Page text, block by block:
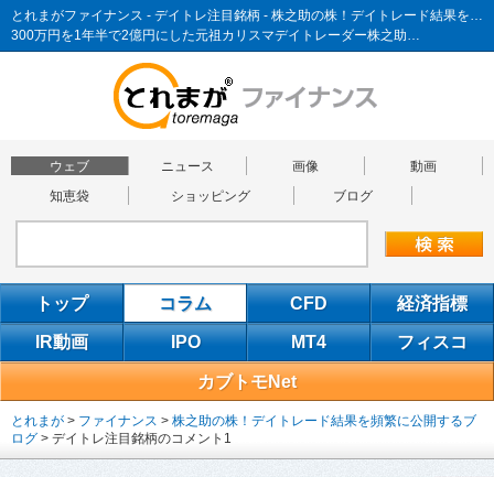
とれまがファイナンス - デイトレ注目銘柄 - 株之助の株！デイトレード結果を頻繁に公開するブログ
300万円を1年半で2億円にした元祖カリスマデイトレーダー株之助…
ウェブ ニュース 画像
動画
知恵袋
ショッピング ブログ
トップ コラム CFD 経済指標
IR動画 IPO MT4 フィスコ
カブトモNet
とれまが > ファイナンス > 株之助の株！デイトレード結果を頻繁に公開するブ
ログ > デイトレ注目銘柄のコメント1